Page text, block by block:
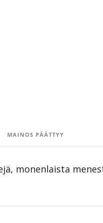
MAINOS PÄÄTTYY
monenlaista